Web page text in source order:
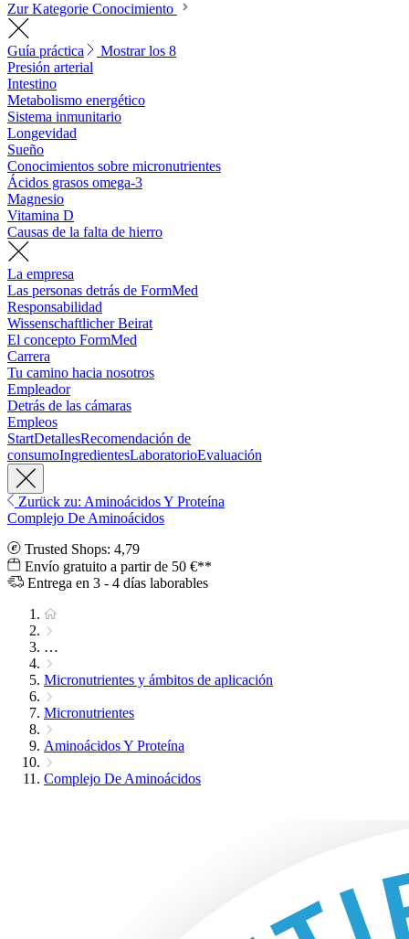
Zur Kategorie Conocimiento
Guía práctica
Mostrar los 8
Presión arterial
Intestino
Metabolismo energético
Sistema inmunitario
Longevidad
Sueño
Conocimientos sobre micronutrientes
Ácidos grasos omega-3
Magnesio
Vitamina D
Causas de la falta de hierro
La empresa
Las personas detrás de FormMed
Responsabilidad
Wissenschaftlicher Beirat
El concepto FormMed
Carrera
Tu camino hacia nosotros
Empleador
Detrás de las cámaras
Empleos
StartDetallesRecomendación de
consumoIngredientesLaboratorioEvaluación
Zurück zu: Aminoácidos Y Proteína
Complejo De Aminoácidos
Trusted Shops: 4,79
Envío gratuito a partir de 50 €**
Entrega en 3 - 4 días laborables
…
Micronutrientes y ámbitos de aplicación
Micronutrientes
Aminoácidos Y Proteína
Complejo De Aminoácidos